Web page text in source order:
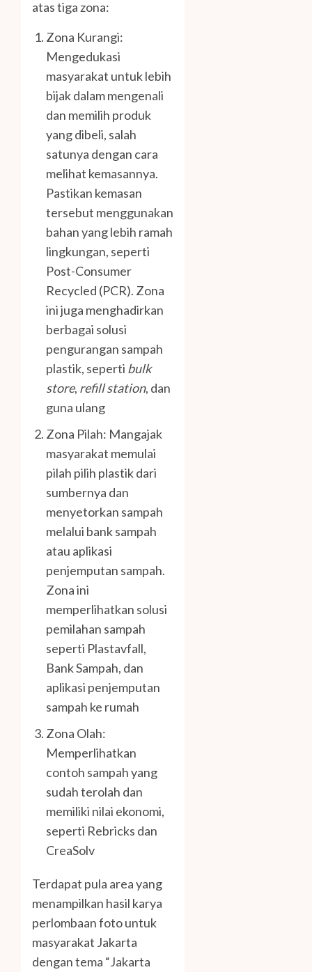
atas tiga zona:
Zona Kurangi:
Mengedukasi
masyarakat untuk lebih
bijak dalam mengenali
dan memilih produk
yang dibeli, salah
satunya dengan cara
melihat kemasannya.
Pastikan kemasan
tersebut menggunakan
bahan yang lebih ramah
lingkungan, seperti
Post-Consumer
Recycled (PCR). Zona
ini juga menghadirkan
berbagai solusi
pengurangan sampah
plastik, seperti bulk
store, refill station, dan
guna ulang
Zona Pilah: Mangajak
masyarakat memulai
pilah pilih plastik dari
sumbernya dan
menyetorkan sampah
melalui bank sampah
atau aplikasi
penjemputan sampah.
Zona ini
memperlihatkan solusi
pemilahan sampah
seperti Plastavfall,
Bank Sampah, dan
aplikasi penjemputan
sampah ke rumah
Zona Olah:
Memperlihatkan
contoh sampah yang
sudah terolah dan
memiliki nilai ekonomi,
seperti Rebricks dan
CreaSolv
Terdapat pula area yang
menampilkan hasil karya
perlombaan foto untuk
masyarakat Jakarta
dengan tema “Jakarta